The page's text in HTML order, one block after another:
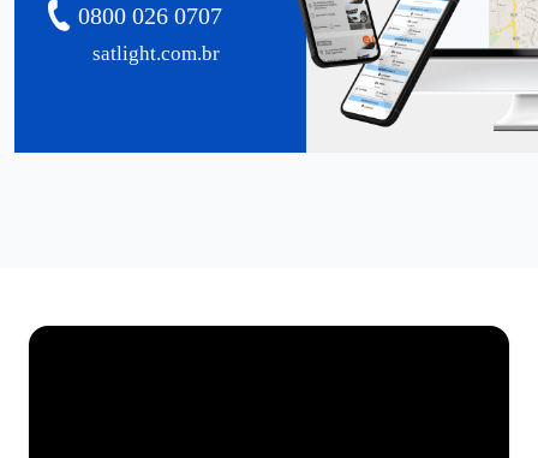
satlight.com.br
0800 026 0707